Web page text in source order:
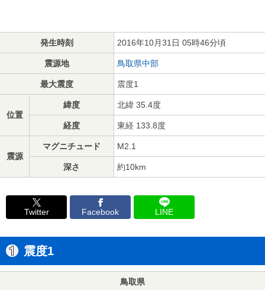
発生時刻 2016年10月31日 05時46分頃
震源地 鳥取県中部
最大震度 震度1
位置
緯度 北緯 35.4度
経度 東経 133.8度
震源
マグニチュード M2.1
深さ 約10km
Twitter Facebook LINE
震度1
鳥取県